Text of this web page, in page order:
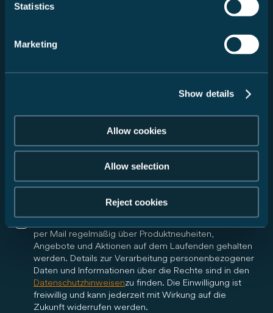
Statistics
Marketing
Show details
Allow cookies
Allow selection
Reject cookies
Ich bin damit einverstanden, dass die Carado GmbH
an den von mir ausgewählten Handelspartner
weiterleitet und mich im Rahmen meiner Anfrage per
E-Mail über alle weiteren Schritte informiert. Der
telefonisch oder per E-Mail bei mir melden. Die
Einwilligung ist freiwillig und kann jederzeit mit
Ja, ich möchte den Carado Newsletter erhalten und
per Mail regelmäßig über Produktneuheiten,
Angebote und Aktionen auf dem Laufenden gehalten
werden. Details zur Verarbeitung personenbezogener
Daten und Informationen über die Rechte sind in den
Datenschutzhinweisenzu finden. Die Einwilligung ist
freiwillig und kann jederzeit mit Wirkung auf die
Zukunft widerrufen werden.